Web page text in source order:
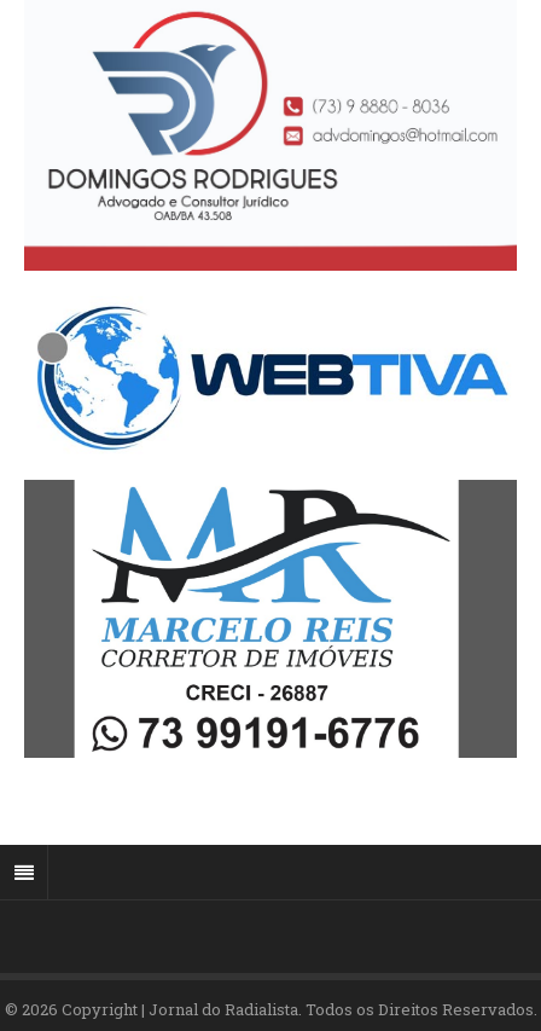
© 2026 Copyright | Jornal do Radialista. Todos os Direitos Reservados.